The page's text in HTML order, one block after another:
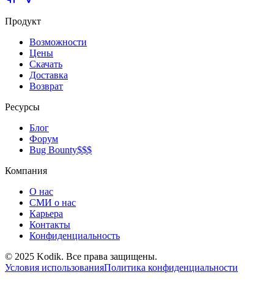
Продукт
Возможности
Цены
Скачать
Доставка
Возврат
Ресурсы
Блог
Форум
Bug Bounty$$$
Компания
О нас
СМИ о нас
Карьера
Контакты
Конфиденциальность
© 2025 Kodik. Все права защищены.
Условия использованияПолитика конфиденциальности